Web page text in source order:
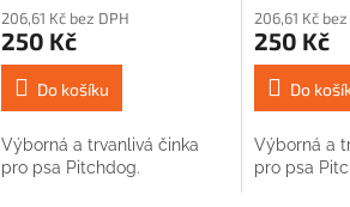
206,61 Kč bez DPH
250 Kč
Do košíku
Výborná a trvanlivá činka
pro psa Pitchdog.
206,61 Kč
250 Kč
Do
Výborná a
pro psa